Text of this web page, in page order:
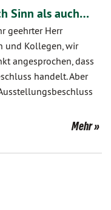
Sinn als auch…
geehrter Herr
und Kollegen, wir
angesprochen, dass
handelt. Aber
Mehr